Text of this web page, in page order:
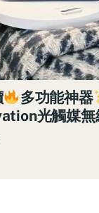
多功能神器
光觸媒無